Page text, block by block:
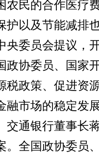
农民的合作医疗
以及节能减排也
央委员会提议，
政协委员、国家
税政策、促进资
市场的稳定发展
交通银行董事长
。全国政协委员